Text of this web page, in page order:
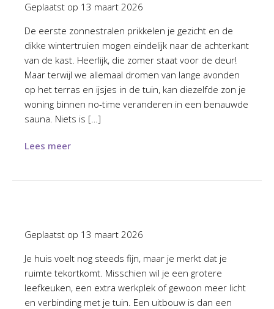
Geplaatst op 13 maart 2026
De eerste zonnestralen prikkelen je gezicht en de
dikke wintertruien mogen eindelijk naar de achterkant
van de kast. Heerlijk, die zomer staat voor de deur!
Maar terwijl we allemaal dromen van lange avonden
op het terras en ijsjes in de tuin, kan diezelfde zon je
woning binnen no-time veranderen in een benauwde
sauna. Niets is […]
Lees meer
Geplaatst op 13 maart 2026
Je huis voelt nog steeds fijn, maar je merkt dat je
ruimte tekortkomt. Misschien wil je een grotere
leefkeuken, een extra werkplek of gewoon meer licht
en verbinding met je tuin. Een uitbouw is dan een